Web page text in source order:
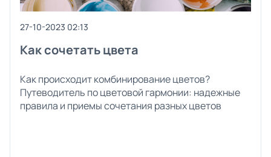
27-10-2023 02:13
Как сочетать цвета
Как происходит комбинирование цветов?
Путеводитель по цветовой гармонии: надежные
правила и приемы сочетания разных цветов